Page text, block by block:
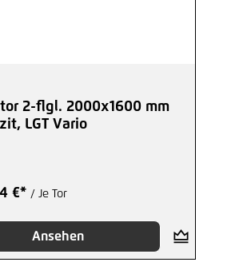
2-flgl. 2000x1600 mm
LGT Vario
€* / Je Tor
Ansehen